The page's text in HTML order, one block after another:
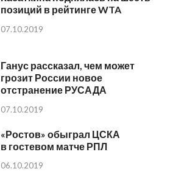
позиций в рейтинге WTA
07.10.2019
Ганус рассказал, чем может
грозит России новое
отстранение РУСАДА
07.10.2019
«Ростов» обыграл ЦСКА
в гостевом матче РПЛ
06.10.2019